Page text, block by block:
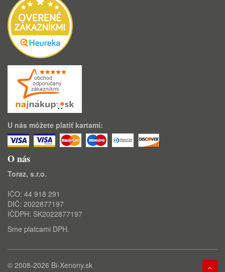
U nás môžete platiť kartami:
O nás
Toraz, s.r.o.
IČO: 44 918 291
DIČ: 2022877197
IČDPH: SK2022877197
Sme platcami DPH.
© 2008-2026 Bi-Xenony.sk